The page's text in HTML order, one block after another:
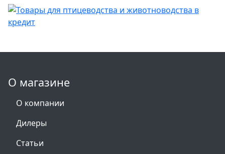
О магазине
О компании
Дилеры
Статьи